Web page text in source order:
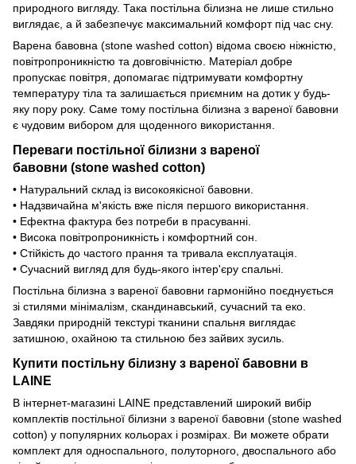
природного вигляду. Така постільна білизна не лише стильно
виглядає, а й забезпечує максимальний комфорт під час сну.
Варена бавовна (stone washed cotton) відома своєю ніжністю,
повітропроникністю та довговічністю. Матеріал добре
пропускає повітря, допомагає підтримувати комфортну
температуру тіла та залишається приємним на дотик у будь-
яку пору року. Саме тому постільна білизна з вареної бавовни
є чудовим вибором для щоденного використання.
Переваги постільної білизни з вареної
бавовни (stone washed cotton)
• Натуральний склад із високоякісної бавовни.
• Надзвичайна м'якість вже після першого використання.
• Ефектна фактура без потреби в прасуванні.
• Висока повітропроникність і комфортний сон.
• Стійкість до частого прання та тривала експлуатація.
• Сучасний вигляд для будь-якого інтер'єру спальні.
Постільна білизна з вареної бавовни гармонійно поєднується
зі стилями мінімалізм, скандинавський, сучасний та еко.
Завдяки природній текстурі тканини спальня виглядає
затишною, охайною та стильною без зайвих зусиль.
Купити постільну білизну з вареної бавовни в
LAINE
В інтернет-магазині LAINE представлений широкий вибір
комплектів постільної білизни з вареної бавовни (stone washed
cotton) у популярних кольорах і розмірах. Ви можете обрати
комплект для односпального, полуторного, двоспального або